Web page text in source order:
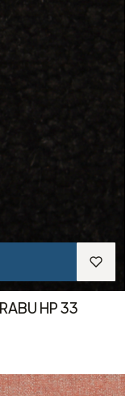
TKANINA OBICIOWA CARABU HP 33